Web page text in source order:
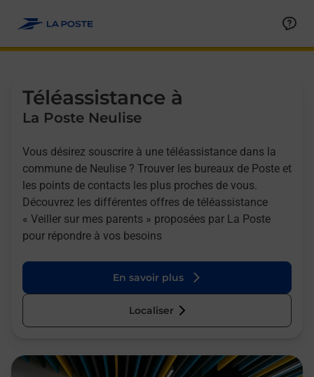
Téléassistance à
La Poste Neulise
Vous désirez souscrire à une téléassistance dans la
commune de Neulise ? Trouver les bureaux de Poste et
les points de contacts les plus proches de vous.
Découvrez les différentes offres de téléassistance
« Veiller sur mes parents » proposées par La Poste
pour répondre à vos besoins
En savoir plus
Localiser